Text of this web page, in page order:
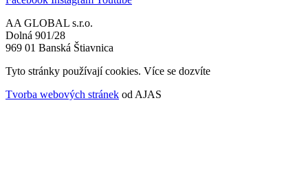
AA GLOBAL s.r.o.
Dolná 901/28
969 01 Banská Štiavnica
Tyto stránky používají cookies. Více se dozvíte
Tvorba webových stránek od AJAS